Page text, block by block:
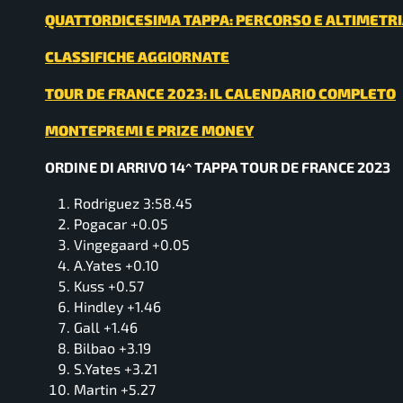
QUATTORDICESIMA TAPPA: PERCORSO E
CLASSIFICHE AGGIORNATE
TOUR DE FRANCE 2023: IL CALENDARIO COMPLETO
MONTEPREMI E PRIZE MONEY
ORDINE DI ARRIVO 14^ TAPPA TOUR DE FRANCE 2023
Rodriguez 3:58.45
Pogacar +0.05
Vingegaard +0.05
A.Yates +0.10
Kuss +0.57
Hindley +1.46
Gall +1.46
Bilbao +3.19
S.Yates +3.21
Martin +5.27